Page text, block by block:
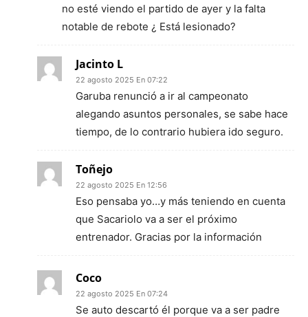
no esté viendo el partido de ayer y la falta
notable de rebote ¿ Está lesionado?
Jacinto L
22 agosto 2025 En 07:22
Garuba renunció a ir al campeonato
alegando asuntos personales, se sabe hace
tiempo, de lo contrario hubiera ido seguro.
Toñejo
22 agosto 2025 En 12:56
Eso pensaba yo…y más teniendo en cuenta
que Sacariolo va a ser el próximo
entrenador. Gracias por la información
Coco
22 agosto 2025 En 07:24
Se auto descartó él porque va a ser padre